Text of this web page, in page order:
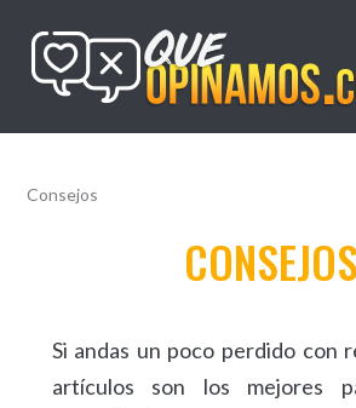
Consejos
CONSEJOS
Si andas un poco perdido con
artículos son los mejores